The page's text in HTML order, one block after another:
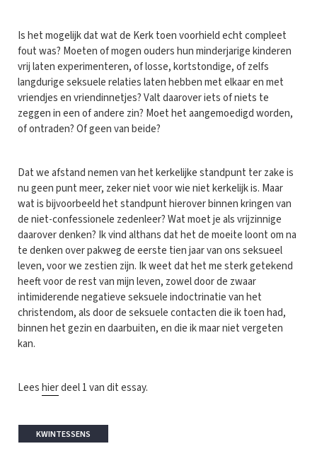
Is het mogelijk dat wat de Kerk toen voorhield echt compleet
fout was? Moeten of mogen ouders hun minderjarige kinderen
vrij laten experimenteren, of losse, kortstondige, of zelfs
langdurige seksuele relaties laten hebben met elkaar en met
vriendjes en vriendinnetjes? Valt daarover iets of niets te
zeggen in een of andere zin? Moet het aangemoedigd worden,
of ontraden? Of geen van beide?
Dat we afstand nemen van het kerkelijke standpunt ter zake is
nu geen punt meer, zeker niet voor wie niet kerkelijk is. Maar
wat is bijvoorbeeld het standpunt hierover binnen kringen van
de niet-confessionele zedenleer? Wat moet je als vrijzinnige
daarover denken? Ik vind althans dat het de moeite loont om na
te denken over pakweg de eerste tien jaar van ons seksueel
leven, voor we zestien zijn. Ik weet dat het me sterk getekend
heeft voor de rest van mijn leven, zowel door de zwaar
intimiderende negatieve seksuele indoctrinatie van het
christendom, als door de seksuele contacten die ik toen had,
binnen het gezin en daarbuiten, en die ik maar niet vergeten
kan.
Leeshierdeel 1 van dit essay.
KWINTESSENS